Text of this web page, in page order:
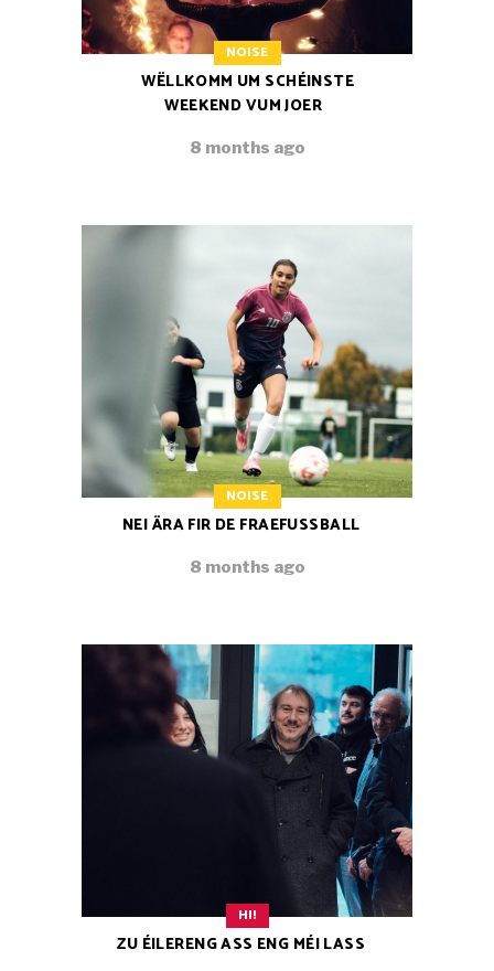
NOISE
WËLLKOMM UM SCHÉINSTE
WEEKEND VUM JOER
8 months ago
NOISE
NEI ÄRA FIR DE FRAEFUSSBALL
8 months ago
HI!
ZU ÉILERENG ASS ENG MÉI LASS